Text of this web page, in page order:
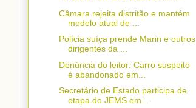
Câmara rejeita distritão e mantém
modelo atual de ...
Polícia suíça prende Marin e outros
dirigentes da ...
Denúncia do leitor: Carro suspeito
é abandonado em...
Secretário de Estado participa de
etapa do JEMS em...